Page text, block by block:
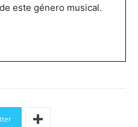
este género musical.